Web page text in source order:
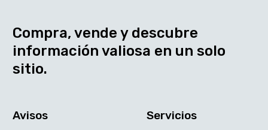
Compra, vende y descubre
información valiosa en un solo
sitio.
Avisos Servicios